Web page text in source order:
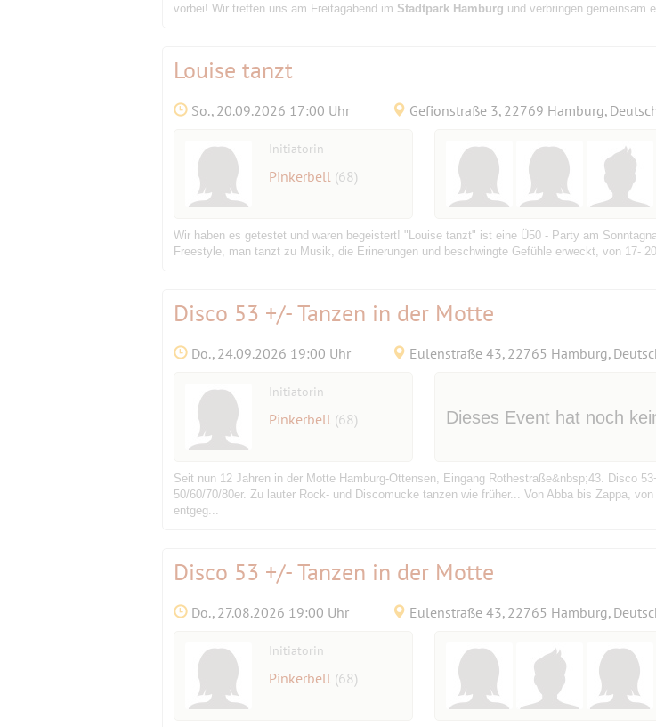
vorbei! Wir treffen uns am Freitagabend im Stadtpark Hamburg und verbringen gemeinsam
Louise tanzt
So., 20.09.2026 17:00 Uhr Gefionstraße 3, 22769 Hamburg,
Initiatorin
Pinkerbell (68)
Wir haben es getestet und waren begeistert! "Louise tanzt" ist eine Ü50 - Party am
Freestyle, man tanzt zu Musik, die Erinerungen und beschwingte Gefühle erweckt, von 17-
Disco 53 +/- Tanzen in der Motte
Do., 24.09.2026 19:00 Uhr Eulenstraße 43, 22765 Hamburg,
Initiatorin
Pinkerbell (68) Dieses Event hat noch
Seit nun 12 Jahren in der Motte Hamburg-Ottensen, Eingang Rothestraße&nbsp;43. Disco
50/60/70/80er. Zu lauter Rock- und Discomucke tanzen wie früher... Von Abba bis Zappa,
entgeg...
Disco 53 +/- Tanzen in der Motte
Do., 27.08.2026 19:00 Uhr Eulenstraße 43, 22765 Hamburg,
Initiatorin
Pinkerbell (68)